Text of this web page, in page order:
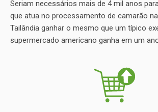
Seriam necessários mais de 4 mil anos
que atua no processamento de camarão
Tailândia ganhar o mesmo que um típico
supermercado americano ganha em um